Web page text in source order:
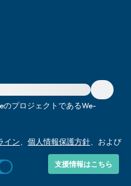
をご訪問ください。
のプロジェクトであるWe-
イン 個人情報保護方針 、および
支援情報はこちら
う。